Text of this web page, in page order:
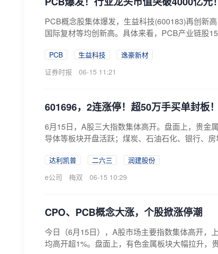
PCB概念股集体爆发，生益科技(600183)再创新
国际复材等均创新高。具体来看，PCB产业链股
PCB 生益科技
逸豪新材
证券时报
06-15 11:21
601696，2连涨停！超50万手买单封板
6月15日，A股三大指数集体高开。盘面上，贵金
导体等板块开盘活跃；煤炭、石油石化、银行、
达利凯普 二六三
润建股份
e公司
梅双 06-15 10:29
CPO、PCB概念大涨，个股掀涨停潮
今日（6月15日），A股市场主要指数集体高开，
均高开超1%。盘面上，有色金属板块大幅拉升，